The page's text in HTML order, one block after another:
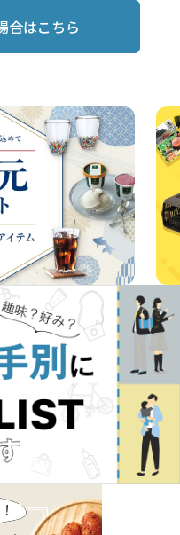
合はこちら